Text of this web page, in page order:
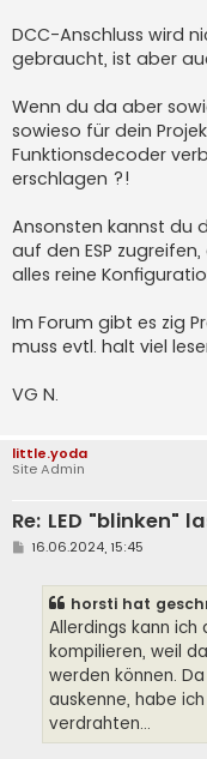
DCC-Anschluss wird
gebraucht, ist aber
Wenn du da aber
sowieso für dein
Funktionsdecoder
erschlagen ?!
Ansonsten kannst du
auf den ESP
alles reine
Im Forum gibt es zig
muss evtl. halt viel
VG N.
little.yoda
Site Admin
Re: LED "blinken"
B16.06.2024, 15:45
horsti hat
Allerdings kann
kompilieren, weil
werden können.
auskenne, habe
verdrahten…